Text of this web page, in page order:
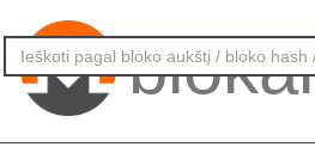
blokai